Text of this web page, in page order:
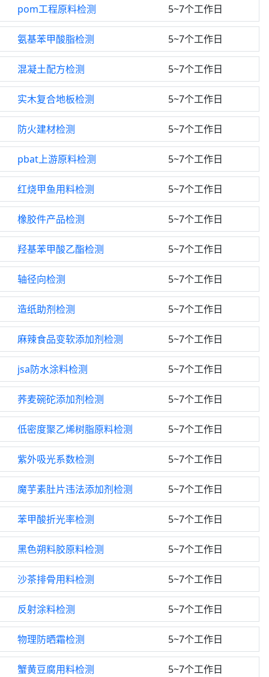
pom工程原料检测 5~7个工作日
氨基苯甲酸脂检测 5~7个工作日
混凝土配方检测 5~7个工作日
实木复合地板检测 5~7个工作日
防火建材检测 5~7个工作日
pbat上游原料检测 5~7个工作日
红烧甲鱼用料检测 5~7个工作日
橡胶件产品检测 5~7个工作日
羟基苯甲酸乙酯检测 5~7个工作日
轴径向检测 5~7个工作日
造纸助剂检测 5~7个工作日
麻辣食品变软添加剂检测 5~7个工作日
jsa防水涂料检测 5~7个工作日
荞麦碗砣添加剂检测 5~7个工作日
低密度聚乙烯树脂原料检测 5~7个工作日
紫外吸光系数检测 5~7个工作日
魔芋素肚片违法添加剂检测 5~7个工作日
苯甲酸折光率检测 5~7个工作日
黑色朔料胶原料检测 5~7个工作日
沙茶排骨用料检测 5~7个工作日
反射涂料检测 5~7个工作日
物理防晒霜检测 5~7个工作日
蟹黄豆腐用料检测 5~7个工作日